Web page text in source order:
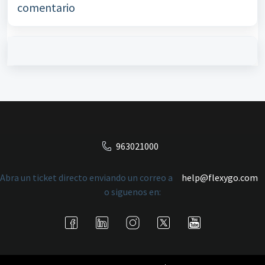
comentario
963021000
Abra un ticket directo enviando un correo a
help@flexygo.com
o siguenos en: